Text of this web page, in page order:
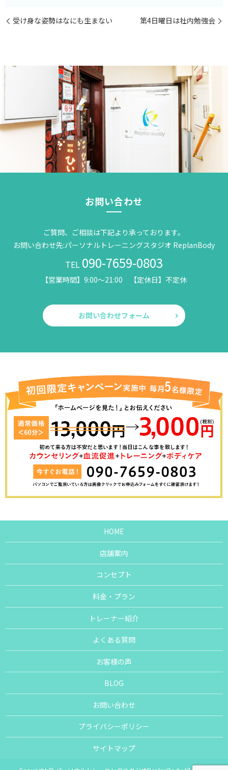
受け身な姿勢はなにも生まない 第4日曜日は社内勉強会
お問い合わせ
ご質問、ご相談は下記より承っております。
お問い合わせ先:パーソナルトレーニングスタジオ ReplanBody
TEL 090-7659-0803
【営業時間】9:00～21:00 【定休日】不定休
お問い合わせフォーム
HOME
店舗案内
コンセプト
料金・プラン
トレーナー紹介
よくある質問
お客様の声
BLOG
お問い合わせ
プライバシーポリシー
サイトマップ